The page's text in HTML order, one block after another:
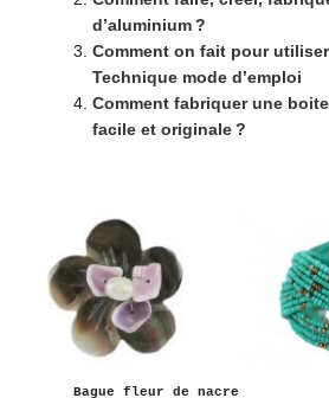
d’aluminium ?
Comment on fait pour
Technique mode d’emploi
Comment fabriquer une
facile et originale ?
Bague fleur de nacre